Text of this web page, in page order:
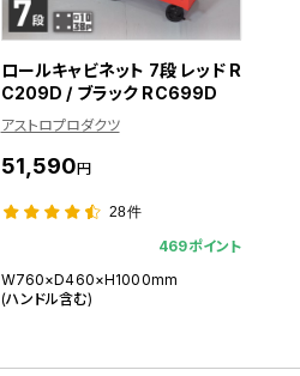
ロールキャビネット 7段 レッド R
C209D / ブラック RC699D
アストロプロダクツ
51,590円
28件
469ポイント
W760×D460×H1000mm
(ハンドル含む)